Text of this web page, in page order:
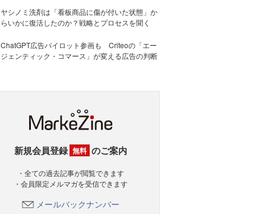
ヤシノミ洗剤は「看板商品に傷が付いた状態」か
らいかに復活したのか？戦略とプロセスを聞く
ChatGPT広告パイロット参画も Criteoの「エー
ジェンティック・コマース」が変える広告の判断
新規会員登録 無料 のご案内
・全ての過去記事が閲覧できます
・会員限定メルマガを受信できます
メールバックナンバー